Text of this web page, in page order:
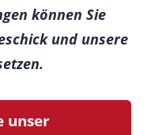
können Sie
und unsere
unser